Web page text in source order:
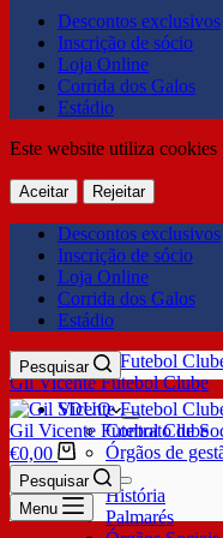
Descontos exclusivos
Inscrição de sócio
Loja Online
Corrida dos Galos
Estádio
Este website utiliza cookies
Aceitar Rejeitar
Descontos exclusivos
Inscrição de sócio
Loja Online
Corrida dos Galos
Estádio
Gil Vicente Futebol Clube
Pesquisar
SDUQ
Contrato de
Órgãos de
Clube
História
Palmarés
Gil Vicente Futebol Clube
€0,00
Pesquisar
Menu